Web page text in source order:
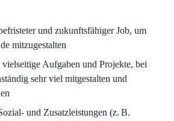
und zukunftsfähiger Job, um
mitzugestalten
vielseitige Aufgaben und Projekte, bei
sehr viel mitgestalten und
und Zusatzleistungen (z. B.